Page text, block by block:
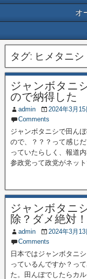
オ
タグ: ヒメタニシ
ジャンボタニ
ので納得した
admin 2024年3月15
Comments
ジャンボタニシで田ん
ので、？？？って感じ
っていたらしく、報道
参政党って政党がネッ
ジャンボタニ
除？ダメ絶対！
admin 2024年3月13
Comments
日本ではジャンボタニ
っているんですか？っ
た。田んぼでしたらカ